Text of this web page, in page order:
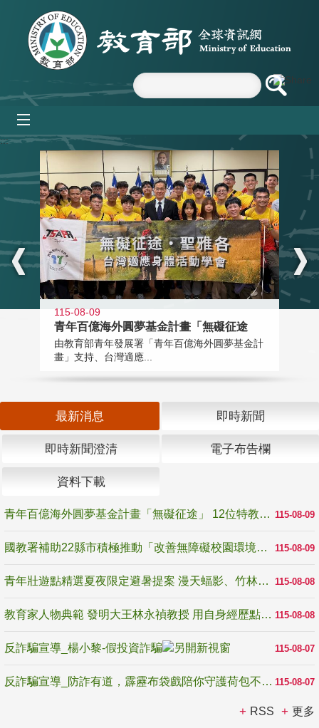
跳到主要內容區塊
:::
115-08-09
青年百億海外圓夢基金計畫「無礙征途
由教育部青年發展署「青年百億海外圓夢基金計
畫」支持、台灣適應...
最新消息 即時新聞
即時新聞澄清 電子布告欄
資料下載
115-08-09
青年百億海外圓夢基金計畫「無礙征途」 12位特教與弱勢青年勇闖西班牙 跨越感官限制見證生命蛻變
115-08-09
國教署補助22縣市積極推動「改善無障礙校園環境計畫」 打造友善、安全、無礙學習空間
115-08-08
青年壯遊點精選夏夜限定避暑提案 漫天蝠影、竹林尋蛙、茶香夜觀 邀青年暮色出發
115-08-08
教育家人物典範 發明大王林永禎教授 用自身經歷點亮學生的路
115-08-07
反詐騙宣導_楊小黎-假投資詐騙
115-08-07
反詐騙宣導_防詐有道，霹靂布袋戲陪你守護荷包不受騙
RSS 更多